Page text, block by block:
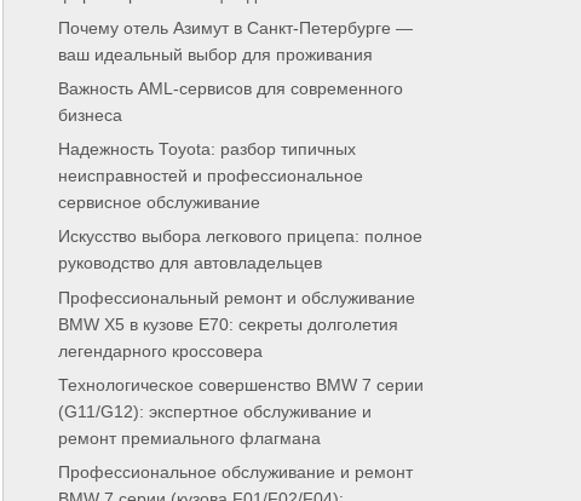
Почему отель Азимут в Санкт-Петербурге —
ваш идеальный выбор для проживания
Важность AML-сервисов для современного
бизнеса
Надежность Toyota: разбор типичных
неисправностей и профессиональное
сервисное обслуживание
Искусство выбора легкового прицепа: полное
руководство для автовладельцев
Профессиональный ремонт и обслуживание
BMW X5 в кузове E70: секреты долголетия
легендарного кроссовера
Технологическое совершенство BMW 7 серии
(G11/G12): экспертное обслуживание и
ремонт премиального флагмана
Профессиональное обслуживание и ремонт